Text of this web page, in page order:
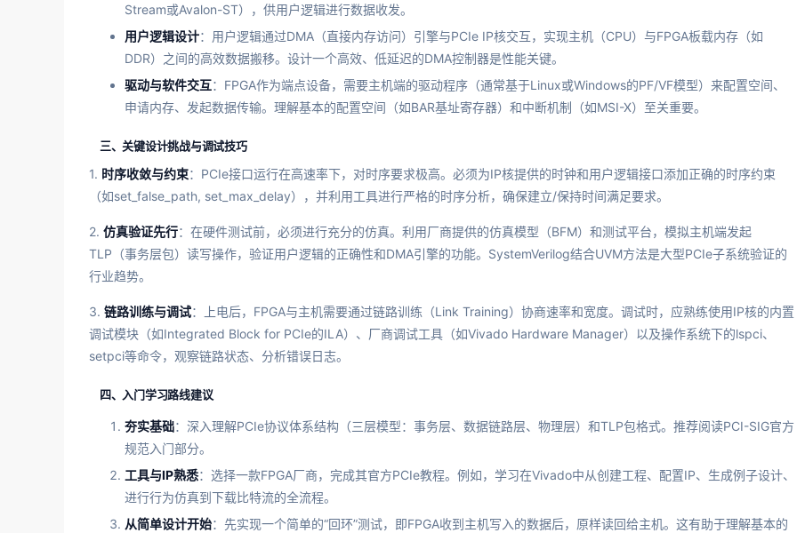
Stream或Avalon-ST），供用户逻辑进行数据收发。
用户逻辑设计：用户逻辑通过DMA（直接内存访问）引擎与PCIe IP核交互，实现主机（CPU）与FPGA板载内存（如
DDR）之间的高效数据搬移。设计一个高效、低延迟的DMA控制器是性能关键。
驱动与软件交互：FPGA作为端点设备，需要主机端的驱动程序（通常基于Linux或Windows的PF/VF模型）来配置空间、
申请内存、发起数据传输。理解基本的配置空间（如BAR基址寄存器）和中断机制（如MSI-X）至关重要。
三、关键设计挑战与调试技巧
1. 时序收敛与约束：PCIe接口运行在高速率下，对时序要求极高。必须为IP核提供的时钟和用户逻辑接口添加正确的时序约束
（如set_false_path, set_max_delay），并利用工具进行严格的时序分析，确保建立/保持时间满足要求。
2. 仿真验证先行：在硬件测试前，必须进行充分的仿真。利用厂商提供的仿真模型（BFM）和测试平台，模拟主机端发起
TLP（事务层包）读写操作，验证用户逻辑的正确性和DMA引擎的功能。SystemVerilog结合UVM方法是大型PCIe子系统验证的
行业趋势。
3. 链路训练与调试：上电后，FPGA与主机需要通过链路训练（Link Training）协商速率和宽度。调试时，应熟练使用IP核的内置
调试模块（如Integrated Block for PCIe的ILA）、厂商调试工具（如Vivado Hardware Manager）以及操作系统下的lspci、
setpci等命令，观察链路状态、分析错误日志。
四、入门学习路线建议
夯实基础：深入理解PCIe协议体系结构（三层模型：事务层、数据链路层、物理层）和TLP包格式。推荐阅读PCI-SIG官方
规范入门部分。
工具与IP熟悉：选择一款FPGA厂商，完成其官方PCIe教程。例如，学习在Vivado中从创建工程、配置IP、生成例子设计、
进行行为仿真到下载比特流的全流程。
从简单设计开始：先实现一个简单的“回环”测试，即FPGA收到主机写入的数据后，原样读回给主机。这有助于理解基本的